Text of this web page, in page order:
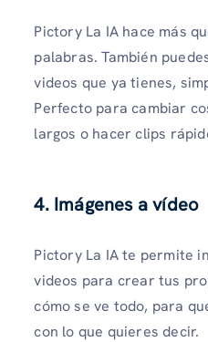
Pictory La IA hace más
palabras. También
videos que ya tienes,
Perfecto para cambiar
largos o hacer clips
4. Imágenes a vídeo
Pictory La IA te permite
videos para crear tus
cómo se ve todo, para
con lo que quieres decir.